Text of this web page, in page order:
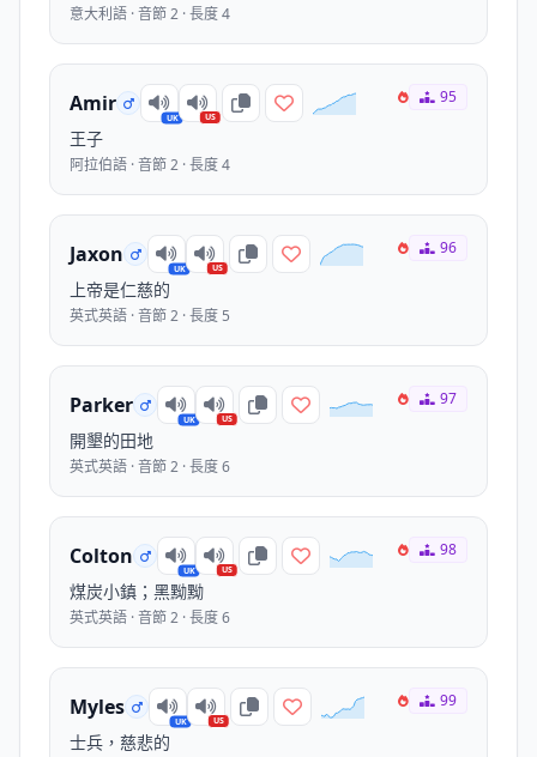
意大利語 · 音節 2 · 長度 4
Amir
UK US
王子
阿拉伯語 · 音節 2 · 長度 4
95
Jaxon
UK US
上帝是仁慈的
英式英語 · 音節 2 · 長度 5
96
Parker
UK US
開墾的田地
英式英語 · 音節 2 · 長度 6
97
Colton
UK US
煤炭小鎮；黑黝黝
英式英語 · 音節 2 · 長度 6
98
Myles
UK US
士兵，慈悲的
99